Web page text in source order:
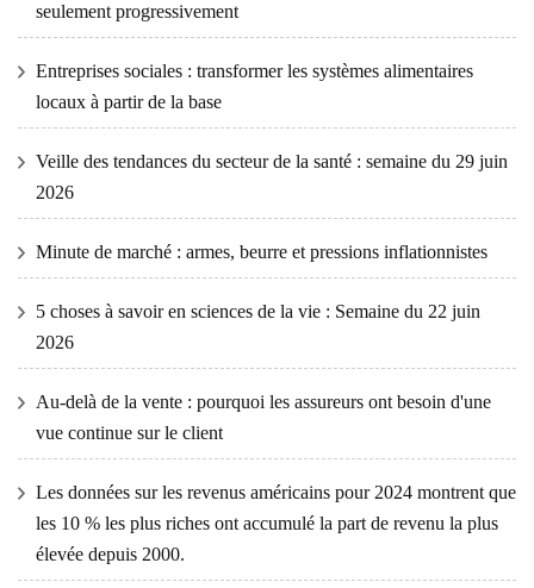
seulement progressivement
Entreprises sociales : transformer les systèmes alimentaires
locaux à partir de la base
Veille des tendances du secteur de la santé : semaine du 29 juin
2026
Minute de marché : armes, beurre et pressions inflationnistes
5 choses à savoir en sciences de la vie : Semaine du 22 juin
2026
Au-delà de la vente : pourquoi les assureurs ont besoin d'une
vue continue sur le client
Les données sur les revenus américains pour 2024 montrent que
les 10 % les plus riches ont accumulé la part de revenu la plus
élevée depuis 2000.